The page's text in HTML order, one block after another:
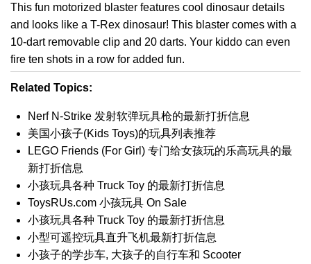
This fun motorized blaster features cool dinosaur details
and looks like a T-Rex dinosaur! This blaster comes with a
10-dart removable clip and 20 darts. Your kiddo can even
fire ten shots in a row for added fun.
Related Topics:
Nerf N-Strike 发射软弹玩具枪的最新打折信息
美国小孩子(Kids Toys)的玩具列表推荐
LEGO Friends (For Girl) 专门给女孩玩的乐高玩具的最
新打折信息
小孩玩具各种 Truck Toy 的最新打折信息
ToysRUs.com 小孩玩具 On Sale
小孩玩具各种 Truck Toy 的最新打折信息
小型可遥控玩具直升飞机最新打折信息
小孩子的学步车, 大孩子的自行车和 Scooter